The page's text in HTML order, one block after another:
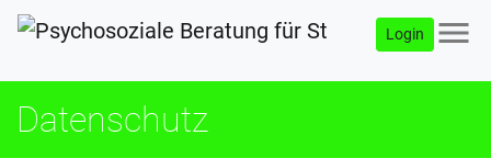
Login menu
Datenschutz